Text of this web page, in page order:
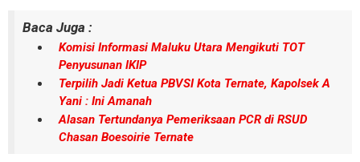
Baca Juga :
Komisi Informasi Maluku Utara Mengikuti TOT
Penyusunan IKIP
Terpilih Jadi Ketua PBVSI Kota Ternate, Kapolsek A
Yani : Ini Amanah
Alasan Tertundanya Pemeriksaan PCR di RSUD
Chasan Boesoirie Ternate